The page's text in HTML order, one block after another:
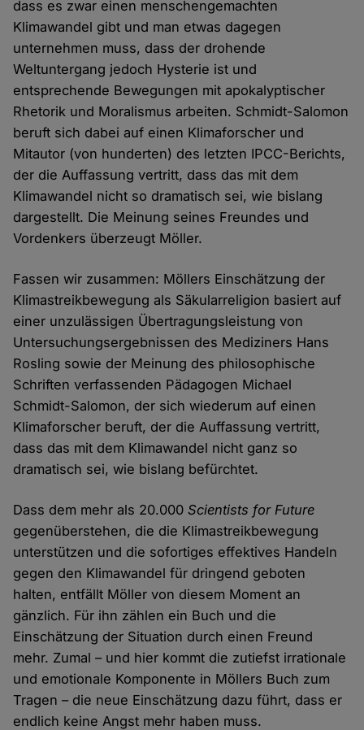
dass es zwar einen menschengemachten
Klimawandel gibt und man etwas dagegen
unternehmen muss, dass der drohende
Weltuntergang jedoch Hysterie ist und
entsprechende Bewegungen mit apokalyptischer
Rhetorik und Moralismus arbeiten. Schmidt-Salomon
beruft sich dabei auf einen Klimaforscher und
Mitautor (von hunderten) des letzten IPCC-Berichts,
der die Auffassung vertritt, dass das mit dem
Klimawandel nicht so dramatisch sei, wie bislang
dargestellt. Die Meinung seines Freundes und
Vordenkers überzeugt Möller.
Fassen wir zusammen: Möllers Einschätzung der
Klimastreikbewegung als Säkularreligion basiert auf
einer unzulässigen Übertragungsleistung von
Untersuchungsergebnissen des Mediziners Hans
Rosling sowie der Meinung des philosophische
Schriften verfassenden Pädagogen Michael
Schmidt-Salomon, der sich wiederum auf einen
Klimaforscher beruft, der die Auffassung vertritt,
dass das mit dem Klimawandel nicht ganz so
dramatisch sei, wie bislang befürchtet.
Dass dem mehr als 20.000Scientists for Future
gegenüberstehen, die die Klimastreikbewegung
unterstützen und die sofortiges effektives Handeln
gegen den Klimawandel für dringend geboten
halten, entfällt Möller von diesem Moment an
gänzlich. Für ihn zählen ein Buch und die
Einschätzung der Situation durch einen Freund
mehr. Zumal – und hier kommt die zutiefst irrationale
und emotionale Komponente in Möllers Buch zum
Tragen – die neue Einschätzung dazu führt, dass er
endlich keine Angst mehr haben muss.